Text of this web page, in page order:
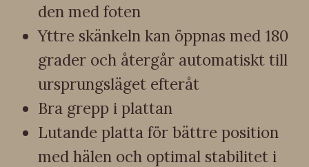
den med foten
Yttre skänkeln kan öppnas med 180
grader och återgår automatiskt till
ursprungsläget efteråt
Bra grepp i plattan
Lutande platta för bättre position
med hälen och optimal stabilitet i